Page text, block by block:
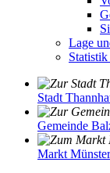
Lage
Stadt
Gemeinde
Markt